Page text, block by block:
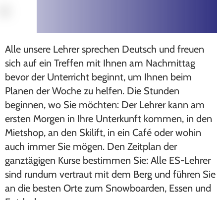
Alle unsere Lehrer sprechen Deutsch und freuen
sich auf ein Treffen mit Ihnen am Nachmittag
bevor der Unterricht beginnt, um Ihnen beim
Planen der Woche zu helfen. Die Stunden
beginnen, wo Sie möchten: Der Lehrer kann am
ersten Morgen in Ihre Unterkunft kommen, in den
Mietshop, an den Skilift, in ein Café oder wohin
auch immer Sie mögen. Den Zeitplan der
ganztägigen Kurse bestimmen Sie: Alle ES-Lehrer
sind rundum vertraut mit dem Berg und führen Sie
an die besten Orte zum Snowboarden, Essen und